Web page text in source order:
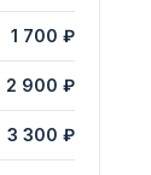
1 700 ₽
2 900 ₽
3 300 ₽